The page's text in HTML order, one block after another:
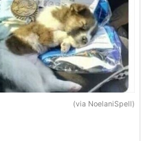
(via NoelaniSpell)